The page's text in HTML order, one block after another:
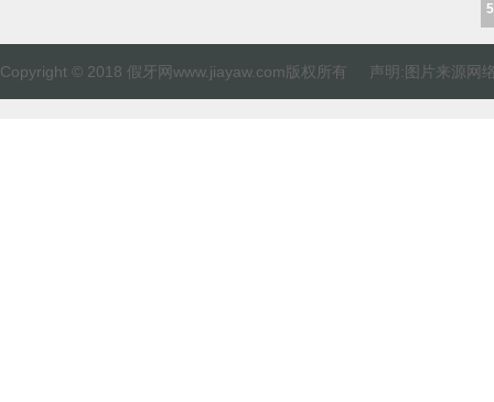
Copyright © 2018 假牙网www.jiayaw.com版权所有 声明:图片来源网